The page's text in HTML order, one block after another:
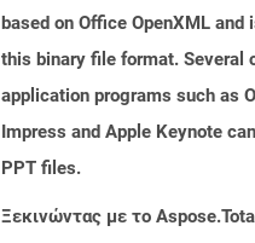
based on Office OpenXML
this binary file format. Several
application programs such as
Impress and Apple Keynote
PPT files.
Ξεκινώντας με το